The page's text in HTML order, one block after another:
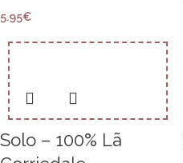
5.95€
Solo – 100% Lã